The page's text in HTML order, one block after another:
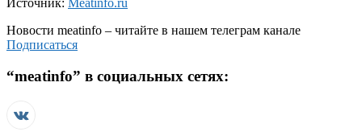
Источник: Meatinfo.ru
Новости meatinfo – читайте в нашем телеграм канале
Подписаться
“meatinfo” в социальных сетях: